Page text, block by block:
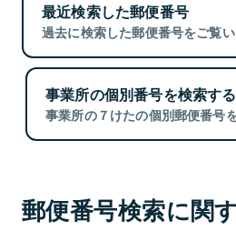
最近検索した郵便番号
過去に検索した郵便番号をご覧い
事業所の個別番号を検索する
事業所の７けたの個別郵便番号
郵便番号検索に関